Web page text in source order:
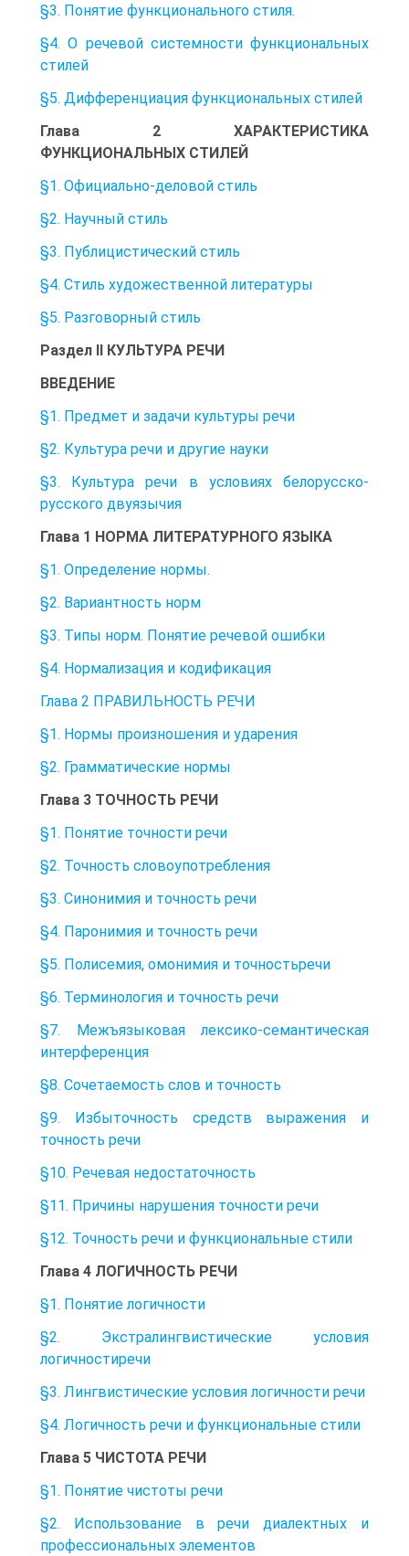
§3. Понятие функционального стиля.
§4. О речевой системности функциональных
стилей
§5. Дифференциация функциональных стилей
Глава 2 ХАРАКТЕРИСТИКА
ФУНКЦИОНАЛЬНЫХ СТИЛЕЙ
§1. Официально-деловой стиль
§2. Научный стиль
§3. Публицистический стиль
§4. Стиль художественной литературы
§5. Разговорный стиль
Раздел II КУЛЬТУРА РЕЧИ
ВВЕДЕНИЕ
§1. Предмет и задачи культуры речи
§2. Культура речи и другие науки
§3. Культура речи в условиях белорусско-
русского двуязычия
Глава 1 НОРМА ЛИТЕРАТУРНОГО ЯЗЫКА
§1. Определение нормы.
§2. Вариантность норм
§3. Типы норм. Понятие речевой ошибки
§4. Нормализация и кодификация
Глава 2 ПРАВИЛЬНОСТЬ РЕЧИ
§1. Нормы произношения и ударения
§2. Грамматические нормы
Глава 3 ТОЧНОСТЬ РЕЧИ
§1. Понятие точности речи
§2. Точность словоупотребления
§3. Синонимия и точность речи
§4. Паронимия и точность речи
§5. Полисемия, омонимия и точностьречи
§6. Терминология и точность речи
§7. Межъязыковая лексико-семантическая
интерференция
§8. Сочетаемость слов и точность
§9. Избыточность средств выражения и
точность речи
§10. Речевая недостаточность
§11. Причины нарушения точности речи
§12. Точность речи и функциональные стили
Глава 4 ЛОГИЧНОСТЬ РЕЧИ
§1. Понятие логичности
§2. Экстралингвистические условия
логичностиречи
§3. Лингвистические условия логичности речи
§4. Логичность речи и функциональные стили
Глава 5 ЧИСТОТА РЕЧИ
§1. Понятие чистоты речи
§2. Использование в речи диалектных и
профессиональных элементов